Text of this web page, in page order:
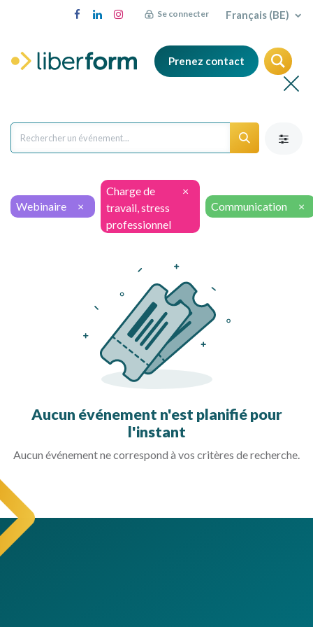
Se connecter Français (BE)
Prenez contact
Webinaire ×
Charge de
travail, stress
professionnel
×
Communication
×
Aucun événement n'est planifié pour
l'instant
Aucun événement ne correspond à vos critères de recherche.